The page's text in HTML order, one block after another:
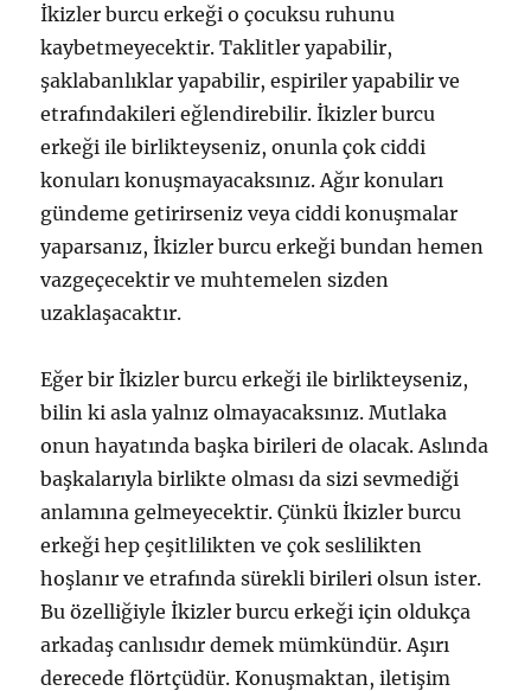
İkizler burcu erkeği o çocuksu ruhunu
kaybetmeyecektir. Taklitler yapabilir,
şaklabanlıklar yapabilir, espiriler yapabilir ve
etrafındakileri eğlendirebilir. İkizler burcu
erkeği ile birlikteyseniz, onunla çok ciddi
konuları konuşmayacaksınız. Ağır konuları
gündeme getirirseniz veya ciddi konuşmalar
yaparsanız, İkizler burcu erkeği bundan hemen
vazgeçecektir ve muhtemelen sizden
uzaklaşacaktır.
Eğer bir İkizler burcu erkeği ile birlikteyseniz,
bilin ki asla yalnız olmayacaksınız. Mutlaka
onun hayatında başka birileri de olacak. Aslında
başkalarıyla birlikte olması da sizi sevmediği
anlamına gelmeyecektir. Çünkü İkizler burcu
erkeği hep çeşitlilikten ve çok seslilikten
hoşlanır ve etrafında sürekli birileri olsun ister.
Bu özelliğiyle İkizler burcu erkeği için oldukça
arkadaş canlısıdır demek mümkündür. Aşırı
derecede flörtçüdür. Konuşmaktan, iletişim